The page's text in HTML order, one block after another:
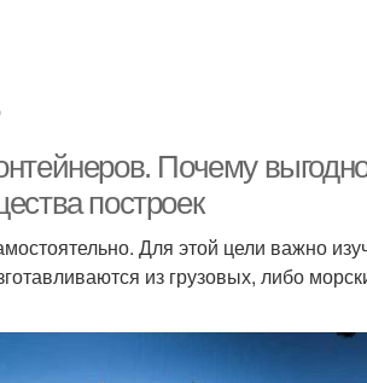
Почему
построек
Для этой цели важно
из грузовых, либо